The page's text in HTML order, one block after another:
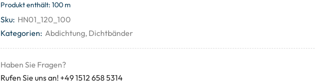
Produkt enthält: 100 m
Sku: HN01_120_100
Kategorien: Abdichtung, Dichtbänder
Haben Sie Fragen?
Rufen Sie uns an! +49 1512 658 5314